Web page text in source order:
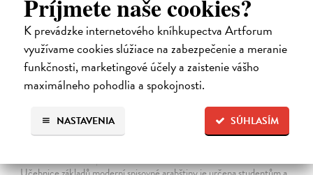
Príjmete naše cookies?
K prevádzke internetového kníhkupectva Artforum
využívame cookies slúžiace na zabezpečenie a meranie
funkčnosti, marketingové účely a zaistenie vášho
maximálneho pohodlia a spokojnosti.
SÚHLASÍM
NASTAVENIA
Základy arabštiny a arabská četba se
zaměřením na náboženství a kulturu